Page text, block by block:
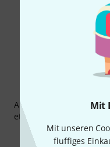
Mit
Mit unseren
fluffiges
Abonniere den
etwas Glück einen von
Inspirierende